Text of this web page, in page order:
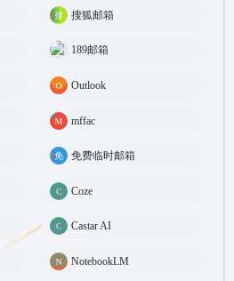
搜狐邮箱
189邮箱
Outlook
mffac
免费临时邮箱
Coze
Castar AI
NotebookLM